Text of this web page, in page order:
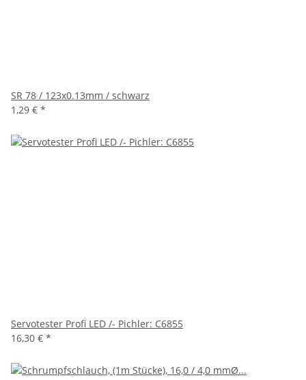
SR 78 / 123x0.13mm / schwarz
1,29 € *
Servotester Profi LED /- Pichler: C6855
16,30 € *